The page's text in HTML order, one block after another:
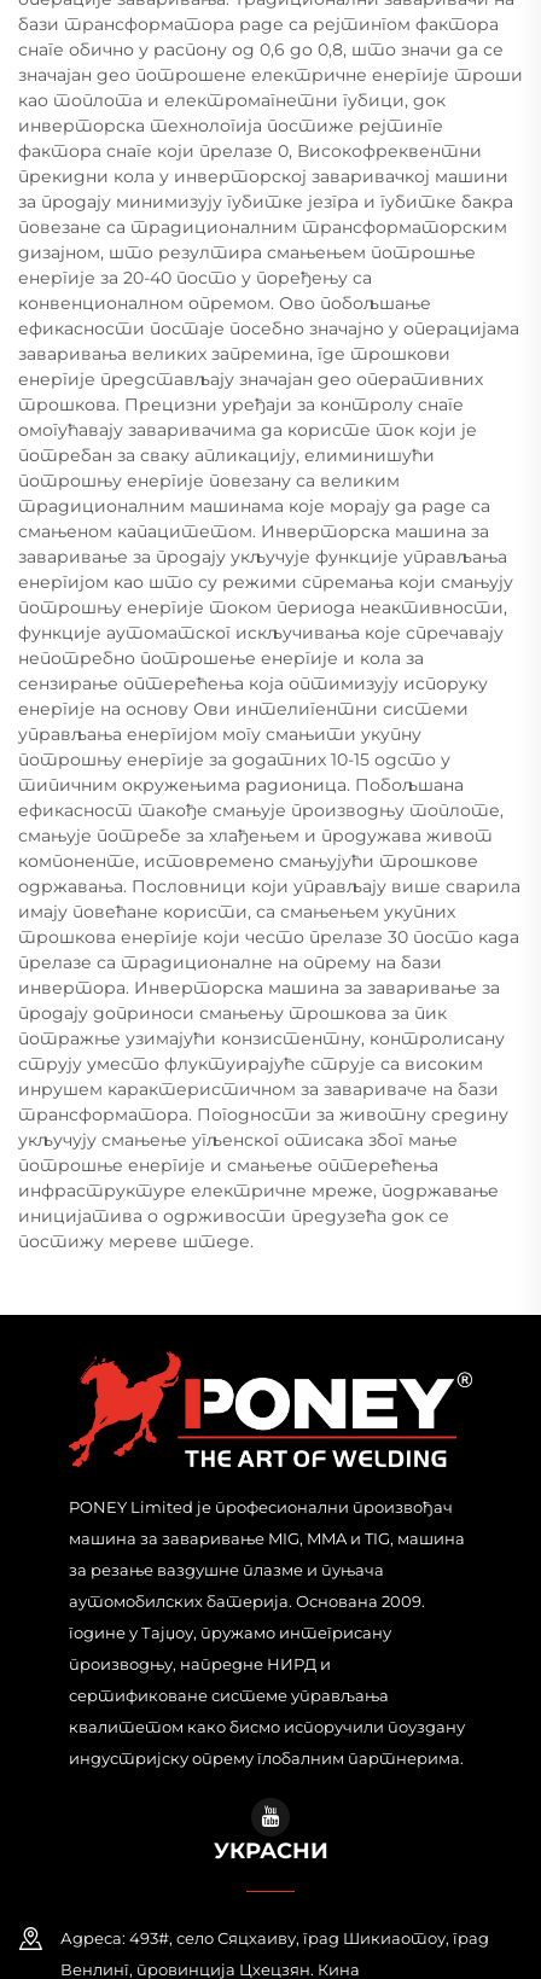
бази трансформатора раде са рејтингом фактора
снаге обично у распону од 0,6 до 0,8, што значи да се
значајан део потрошене електричне енергије троши
као топлота и електромагнетни губици, док
инверторска технологија постиже рејтинге
фактора снаге који прелазе 0, Високофреквентни
прекидни кола у инверторској заваривачкој машини
за продају минимизују губитке језгра и губитке бакра
повезане са традиционалним трансформаторским
дизајном, што резултира смањењем потрошње
енергије за 20-40 посто у поређењу са
конвенционалном опремом. Ово побољшање
ефикасности постаје посебно значајно у операцијама
заваривања великих запремина, где трошкови
енергије представљају значајан део оперативних
трошкова. Прецизни уређаји за контролу снаге
омогућавају заваривачима да користе ток који је
потребан за сваку апликацију, елиминишући
потрошњу енергије повезану са великим
традиционалним машинама које морају да раде са
смањеном капацитетом. Инверторска машина за
заваривање за продају укључује функције управљања
енергијом као што су режими спремања који смањују
потрошњу енергије током периода неактивности,
функције аутоматског искључивања које спречавају
непотребно потрошење енергије и кола за
сензирање оптерећења која оптимизују испоруку
енергије на основу Ови интелигентни системи
управљања енергијом могу смањити укупну
потрошњу енергије за додатних 10-15 одсто у
типичним окружењима радионица. Побољшана
ефикасност такође смањује производњу топлоте,
смањује потребе за хлађењем и продужава живот
компоненте, истовремено смањујући трошкове
одржавања. Пословници који управљају више сварила
имају повећане користи, са смањењем укупних
трошкова енергије који често прелазе 30 посто када
прелазе са традиционалне на опрему на бази
инвертора. Инверторска машина за заваривање за
продају доприноси смањењу трошкова за пик
потражње узимајући конзистентну, контролисану
струју уместо флуктуирајуће струје са високим
инрушем карактеристичном за завариваче на бази
трансформатора. Погодности за животну средину
укључују смањење угљенског отисака због мање
потрошње енергије и смањење оптерећења
инфраструктуре електричне мреже, подржавање
иницијатива о одрживости предузећа док се
постижу мереве штеде.
PONEY Limited је професионални произвођач
машина за заваривање MIG, MMA и TIG, машина
за резање ваздушне плазме и пуњача
аутомобилских батерија. Основана 2009.
године у Тајџоу, пружамо интегрисану
производњу, напредне НИРД и
сертификоване системе управљања
квалитетом како бисмо испоручили поуздану
индустријску опрему глобалним партнерима.
УКРАСНИ
Адреса: 493#, село Сяцхаиву, град Шикиаотоу, град
Венлинг, провинција Цхецзян. Кина